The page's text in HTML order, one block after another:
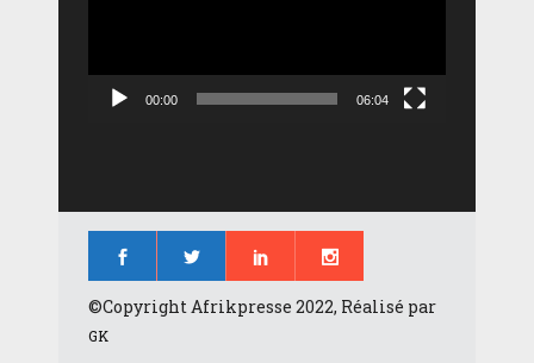
00:00 06:04
©Copyright Afrikpresse 2022, Réalisé par
GK